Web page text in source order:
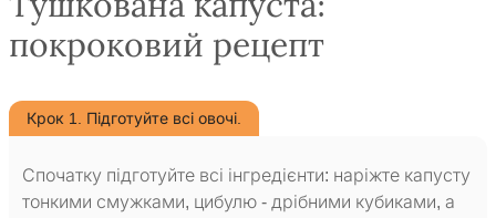
покроковий рецепт
Крок 1. Підготуйте всі овочі.
Спочатку підготуйте всі інгредієнти: наріжте капусту
тонкими смужками, цибулю - дрібними кубиками, а